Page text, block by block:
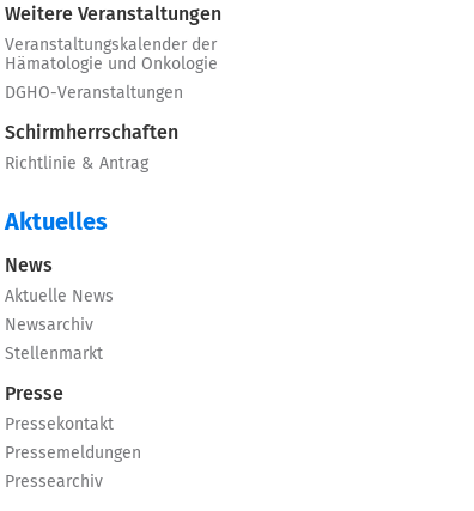
Weitere Veranstaltungen
Veranstaltungskalender der
Hämatologie und Onkologie
DGHO-Veranstaltungen
Schirmherrschaften
Richtlinie & Antrag
Aktuelles
News
Aktuelle News
Newsarchiv
Stellenmarkt
Presse
Pressekontakt
Pressemeldungen
Pressearchiv